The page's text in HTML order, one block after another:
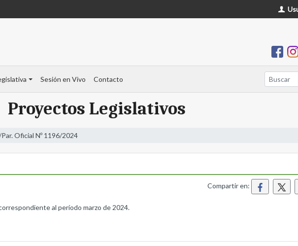
Sesión en Vivo Contacto
Proyectos Legislativos
Oficial Nº 1196/2024
Compartir en:
al período marzo de 2024.